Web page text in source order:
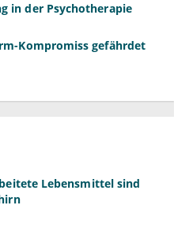
in der Psychotherapie
Kompromiss gefährdet
Lebensmittel sind